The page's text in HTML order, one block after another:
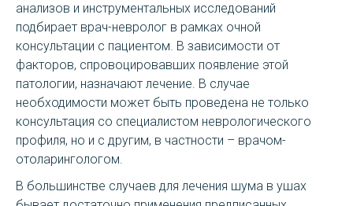
анализов и инструментальных исследований
подбирает врач-невролог в рамках очной
консультации с пациентом. В зависимости от
факторов, спровоцировавших появление этой
патологии, назначают лечение. В случае
необходимости может быть проведена не только
консультация со специалистом неврологического
профиля, но и с другим, в частности – врачом-
отоларингологом.
В большинстве случаев для лечения шума в ушах